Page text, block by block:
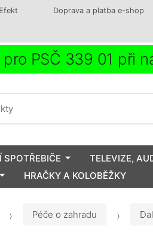
Doprava a platba e-shop
pro PSČ 339 01 při
SPOTŘEBIČE TELEVIZE,
HRAČKY A KOLOBĚŽKY
Péče o zahradu